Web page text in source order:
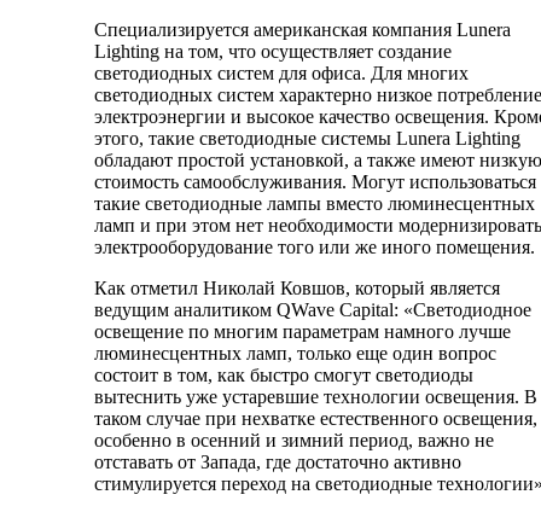
Специализируется американская компания Lunera
Lighting на том, что осуществляет создание
светодиодных систем для офиса. Для многих
светодиодных систем характерно низкое потребление
электроэнергии и высокое качество освещения.
этого, такие светодиодные системы Lunera Lighting
обладают простой установкой, а также имеют низкую
стоимость самообслуживания. Могут использоваться
такие светодиодные лампы вместо люминесцентных
ламп и при этом нет необходимости модернизировать
электрооборудование того или же иного помещения.
Как отметил Николай Ковшов, который является
ведущим аналитиком QWave Capital: «Светодиодное
освещение по многим параметрам намного лучше
люминесцентных ламп, только еще один вопрос
состоит в том, как быстро смогут светодиоды
вытеснить уже устаревшие технологии освещения. В
таком случае при нехватке естественного освещения,
особенно в осенний и зимний период, важно не
отставать от Запада, где достаточно активно
стимулируется переход на светодиодные